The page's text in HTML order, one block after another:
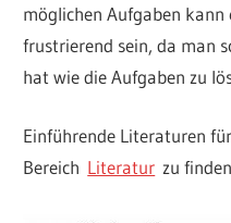
möglichen Aufgaben kann
frustrierend sein, da man
hat wie die Aufgaben zu
Einführende Literaturen
Bereich Literatur zu